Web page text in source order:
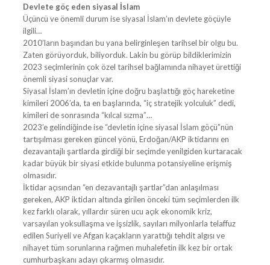
Devlete göç eden siyasal İslam
Üçüncü ve önemli durum ise siyasal İslam’ın devlete göçüyle
ilgili…
2010’ların başından bu yana belirginleşen tarihsel bir olgu bu.
Zaten görüyorduk, biliyorduk. Lakin bu görüp bildiklerimizin
2023 seçimlerinin çok özel tarihsel bağlamında nihayet ürettiği
önemli siyasi sonuçlar var.
Siyasal İslam’ın devletin içine doğru başlattığı göç hareketine
kimileri 2006’da, ta en başlarında, “iç stratejik yolculuk” dedi,
kimileri de sonrasında “kılcal sızma”…
2023’e gelindiğinde ise “devletin içine siyasal İslam göçü”nün
tartışılması gereken güncel yönü, Erdoğan/AKP iktidarını en
dezavantajlı şartlarda girdiği bir seçimde yenilgiden kurtaracak
kadar büyük bir siyasi etkide bulunma potansiyeline erişmiş
olmasıdır.
İktidar açısından “en dezavantajlı şartlar”dan anlaşılması
gereken, AKP iktidarı altında girilen önceki tüm seçimlerden ilk
kez farklı olarak, yıllardır süren ucu açık ekonomik kriz,
varsayılan yoksullaşma ve işsizlik, sayıları milyonlarla telaffuz
edilen Suriyeli ve Afgan kaçakların yarattığı tehdit algısı ve
nihayet tüm sorunlarına rağmen muhalefetin ilk kez bir ortak
cumhurbaşkanı adayı çıkarmış olmasıdır.